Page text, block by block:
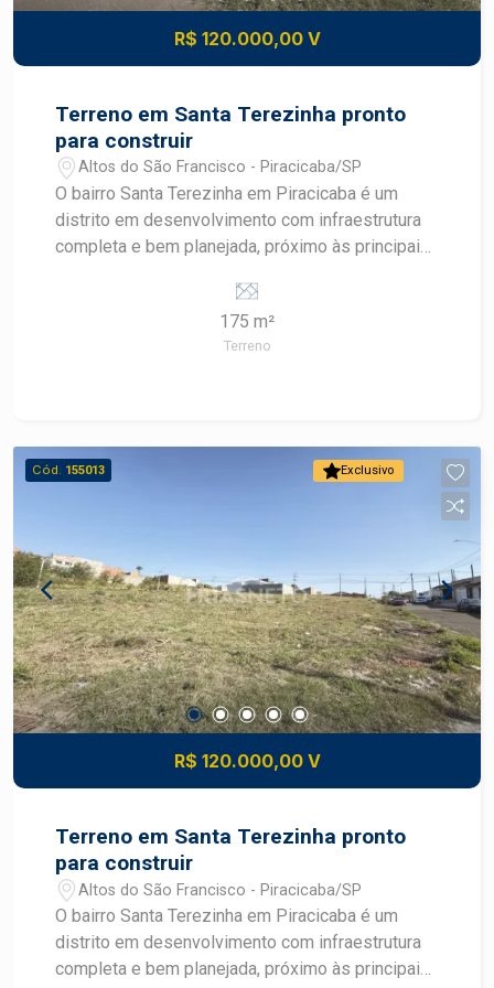
R$ 120.000,00 V
Terreno em Santa Terezinha pronto
para construir
Altos do São Francisco - Piracicaba/SP
O bairro Santa Terezinha em Piracicaba é um
distrito em desenvolvimento com infraestrutura
completa e bem planejada, próximo às principais
rodovias SP308 e SP304. A região conta com
comércio variado, transporte público, escolas,
supermercados e acesso facilitado tanto ao
construir Diferenciais: Melhor quadra do bairro
Vantagens estratégicas Localização: terreno em
constante de comércio e residências novas, boa
perspectiva de ganho patrimonial Conveniência:
proximidade de escolas, supermercados,
transportes, serviços e lazer comunitário
Construa o imóvel dos seus sonhos com
segurança e excelente potencial de valorização.
Construa seu futuro com quem é agente de
desenvolvimento do mercado imobiliário de
Piracicaba. Agende sua visita.
175 m²
Terreno
Exclusivo
Cód. 155013
R$ 120.000,00 V
Terreno em Santa Terezinha pronto
para construir
Altos do São Francisco - Piracicaba/SP
O bairro Santa Terezinha em Piracicaba é um
distrito em desenvolvimento com infraestrutura
completa e bem planejada, próximo às principais